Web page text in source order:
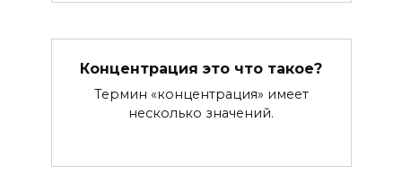
Концентрация это что такое?
Термин «концентрация» имеет
несколько значений.